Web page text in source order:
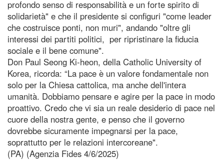
profondo senso di responsabilità e un forte spirito di
solidarietà" e che il presidente si configuri "come leader
che costruisce ponti, non muri", andando "oltre gli
interessi dei partiti politici, per ripristinare la fiducia
sociale e il bene comune".
Don Paul Seong Ki-heon, della Catholic University of
Korea, ricorda: “La pace è un valore fondamentale non
solo per la Chiesa cattolica, ma anche dell'intera
umanità. Dobbiamo pensare e agire per la pace in modo
proattivo. Credo che vi sia un reale desiderio di pace nel
cuore della nostra gente, e penso che il governo
dovrebbe sicuramente impegnarsi per la pace,
soprattutto per le relazioni intercoreane".
(PA) (Agenzia Fides 4/6/2025)